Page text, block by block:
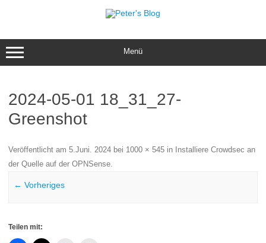
Menü
2024-05-01 18_31_27-
Greenshot
Veröffentlicht am 5.Juni. 2024 bei 1000 × 545 in Installiere Crowdsec an
der Quelle auf der OPNSense.
← Vorheriges
Teilen mit: